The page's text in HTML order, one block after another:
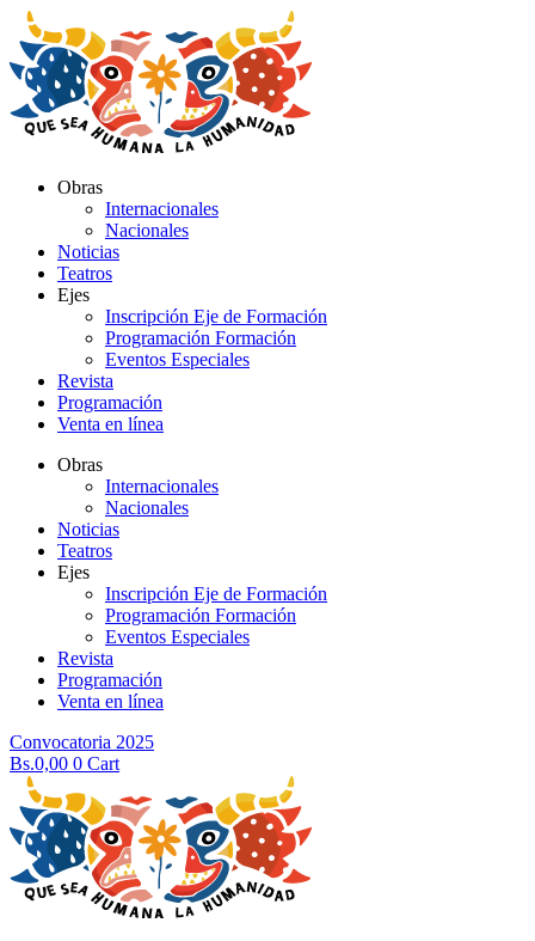
al
contenido
Obras
Internacionales
Nacionales
Noticias
Teatros
Ejes
Inscripción Eje de Formación
Programación Formación
Eventos Especiales
Revista
Programación
Venta en línea
Obras
Internacionales
Nacionales
Noticias
Teatros
Ejes
Inscripción Eje de Formación
Programación Formación
Eventos Especiales
Revista
Programación
Venta en línea
Convocatoria 2025
Bs.0,00 0 Cart